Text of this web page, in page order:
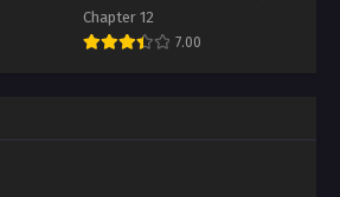
ตอน
ที่1-
ไทย
ใหม่ไปเป็นตราไร้ค่า ตอนที่1-12
พากย์ไทย+ซับไทย
Chapter 12
7.00
เมะ